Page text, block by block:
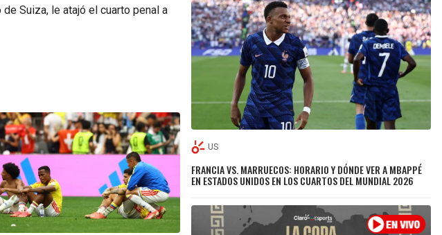
Suiza, le atajó el cuarto penal a
US
FRANCIA VS. MARRUECOS: HORARIO Y DÓNDE VER A MBAPPÉ
EN ESTADOS UNIDOS EN LOS CUARTOS DEL MUNDIAL 2026